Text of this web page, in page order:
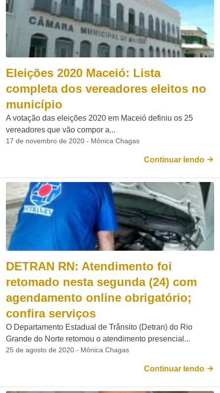
Eleições 2020 Maceió: Lista
completa dos vereadores eleitos no
município
A votação das eleições 2020 em Maceió definiu os 25
vereadores que vão compor a...
17 de novembro de 2020 - Mônica Chagas
Continuar lendo
DETRAN RN: Atendimento foi
retomado nesta segunda (24) com
agendamento online obrigatório;
confira serviços
O Departamento Estadual de Trânsito (Detran) do Rio
Grande do Norte retomou o atendimento presencial...
25 de agosto de 2020 - Mônica Chagas
Continuar lendo